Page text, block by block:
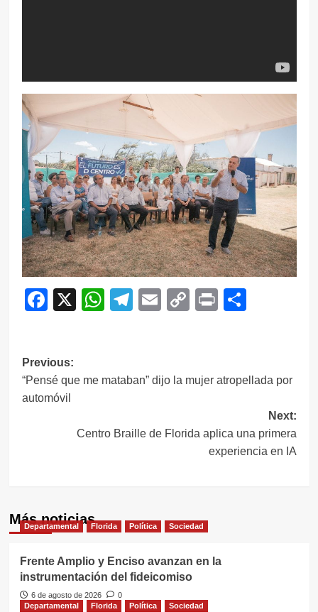
Facebook
X WhatsApp
Telegram
EmailCopy
Print
Navegación
de
Previous:
“Pensé que me mataban” dijo la mujer atropellada por
automóvil
Next:
Centro Braille de Florida aplica una primera
experiencia en IA
Más noticias
Departamental Florida Política Sociedad
Frente Amplio y Enciso avanzan en la
instrumentación del fideicomiso
6 de agosto de 2026
0
Departamental
Florida Política Sociedad